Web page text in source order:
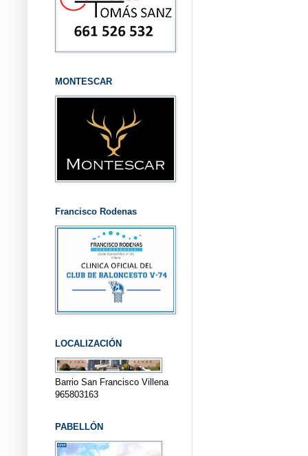
MONTESCAR
Francisco Rodenas
LOCALIZACIÓN
Barrio San Francisco Villena
965803163
PABELLÓN